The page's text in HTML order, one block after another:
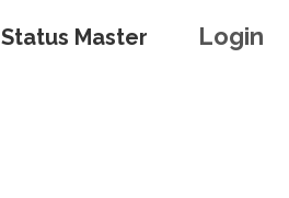
Status Master Login